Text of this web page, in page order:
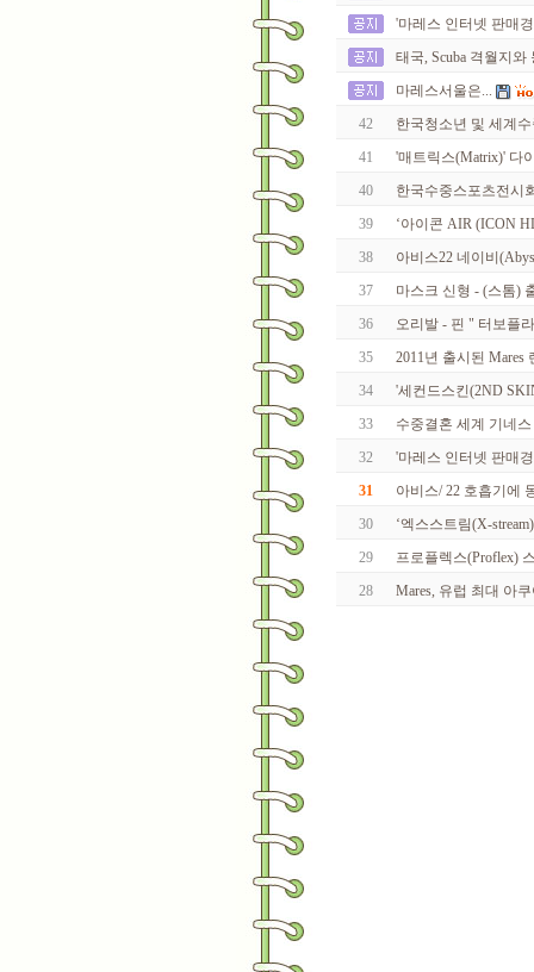
'마레스 인터넷 판매
태국, Scuba 격월지
마레스서울은...
42
한국청소년 및 세계
41
'매트릭스(Matrix)' 다
40
한국수중스포츠전시
39
‘아이콘 AIR (ICON
38
아비스22 네이비
37
마스크 신형 - (스톰)
36
오리발 - 핀 " 터보플
35
2011년 출시된
34
'세컨드스킨(2ND
33
수중결혼 세계 기네
32
'마레스 인터넷 판매
31
아비스/ 22 호흡기에
30
‘엑스스트림(X-
29
프로플렉스(Proflex)
28
Mares, 유럽 최대 아